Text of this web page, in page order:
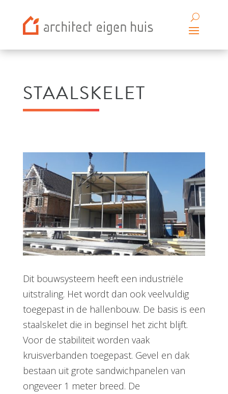
STAALSKELET
Dit bouwsysteem heeft een industriële
uitstraling. Het wordt dan ook veelvuldig
toegepast in de hallenbouw. De basis is een
staalskelet die in beginsel het zicht blijft.
Voor de stabiliteit worden vaak
kruisverbanden toegepast. Gevel en dak
bestaan uit grote sandwichpanelen van
ongeveer 1 meter breed. De